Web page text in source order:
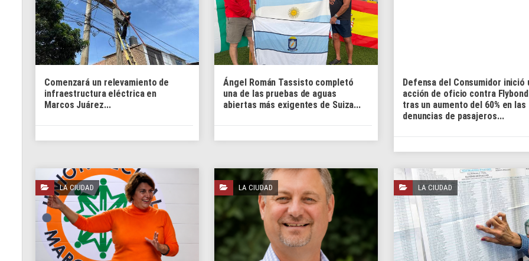
Comenzará un relevamiento de
infraestructura eléctrica en
Marcos Juárez...
Ángel Román Tassisto completó
una de las pruebas de aguas
abiertas más exigentes de Suiza...
Defensa del Consumidor inició
acción de oficio contra
tras un aumento del 60% en las
denuncias de pasajeros...
LA CIUDAD LA CIUDAD LA CIUDAD